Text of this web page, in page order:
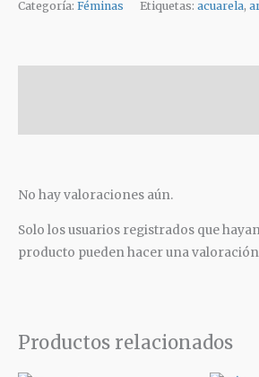
Categoría: Féminas Etiquetas: acuarela,
No hay valoraciones aún.
Solo los usuarios registrados que
producto pueden hacer una
Productos relacionados